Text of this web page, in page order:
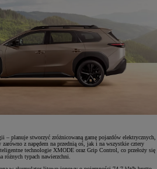
planuje stworzyć zróżnicowaną gamę pojazdów elektrycznych,
z napędem na przednią oś, jak i na wszystkie cztery
technologie XMODE oraz Grip Control, co przełoży się
różnych typach nawierzchni.